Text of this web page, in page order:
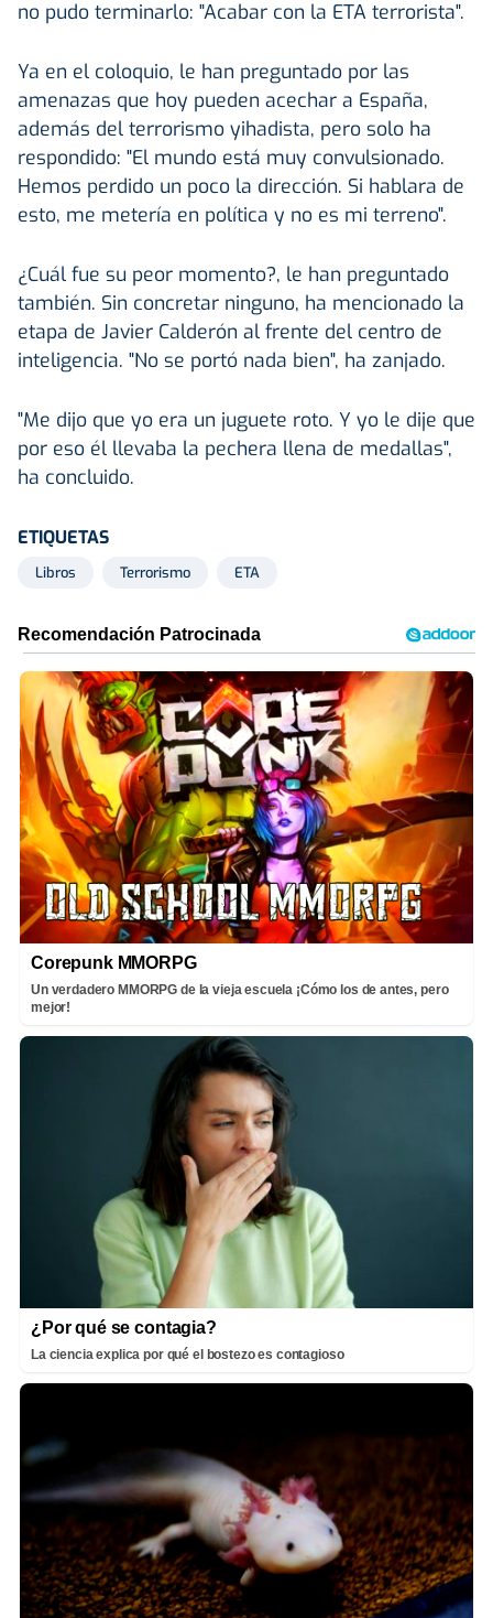
no pudo terminarlo: "Acabar con la ETA terrorista".
Ya en el coloquio, le han preguntado por las
amenazas que hoy pueden acechar a España,
además del terrorismo yihadista, pero solo ha
respondido: "El mundo está muy convulsionado.
Hemos perdido un poco la dirección. Si hablara de
esto, me metería en política y no es mi terreno".
¿Cuál fue su peor momento?, le han preguntado
también. Sin concretar ninguno, ha mencionado la
etapa de Javier Calderón al frente del centro de
inteligencia. "No se portó nada bien", ha zanjado.
"Me dijo que yo era un juguete roto. Y yo le dije que
por eso él llevaba la pechera llena de medallas",
ha concluido.
ETIQUETAS
Libros Terrorismo ETA
Corepunk MMORPG
Un verdadero MMORPG de la vieja escuela ¡Cómo los de antes, pero
mejor!
¿Por qué se contagia?
La ciencia explica por qué el bostezo es contagioso